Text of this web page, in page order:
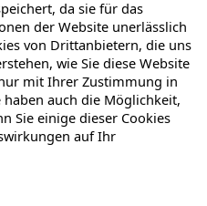
da sie für das
der Website unerlässlich
von Drittanbietern, die uns
wie Sie diese Website
mit Ihrer Zustimmung in
auch die Möglichkeit,
Sie einige dieser Cookies
auf Ihr